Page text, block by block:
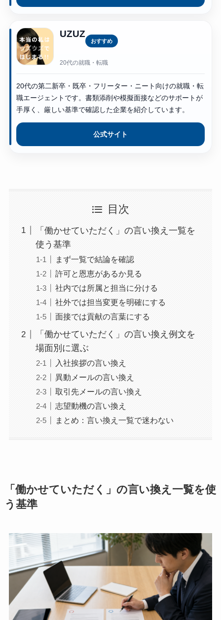
UZUZ
おすすめ
20代の就職・転職
20代の第二新卒・既卒・フリーター・ニート向けの就職・転
職エージェントです。書類添削や模擬面接などのサポートが
手厚く、厳しい基準で確認した企業を紹介しています。
公式サイト
目次
「働かせていただく」の言い換え一覧を
使う基準
まず一覧で結論を確認
許可と恩恵があるか見る
社内では所属と担当に分ける
社外では担当変更を明確にする
面接では貢献の言葉にする
「働かせていただく」の言い換え例文を
場面別に選ぶ
入社挨拶の言い換え
異動メールの言い換え
取引先メールの言い換え
志望動機の言い換え
まとめ：言い換え一覧で迷わない
「働かせていただく」の言い換え一覧を使
う基準